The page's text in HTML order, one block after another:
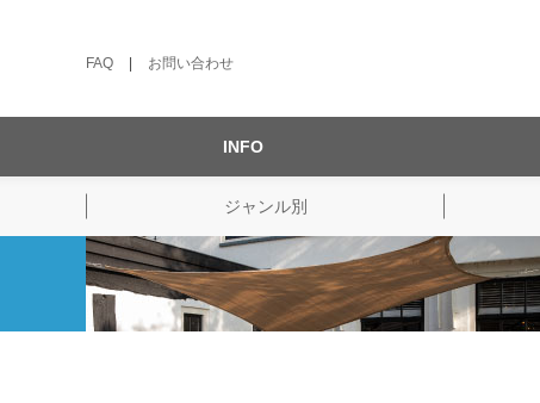
FAQ お問い合わせ
INFO
ジャンル別